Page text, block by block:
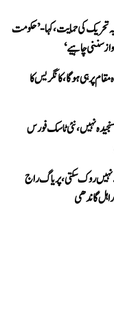
تحریک کی حمایت، کہا- ’حکومت
سننی چاہیے‘
پر ہی ہوگا، کانگریس کا
نہیں، نئی ٹاسک فورس
نہیں روک سکتی، پریاگ راج
گاندھی